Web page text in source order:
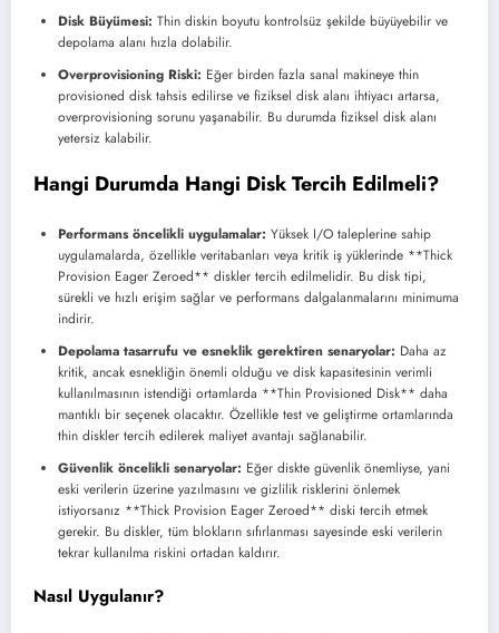
Disk Büyümesi: Thin diskin boyutu kontrolsüz şekilde büyüyebilir ve
depolama alanı hızla dolabilir.
Overprovisioning Riski: Eğer birden fazla sanal makineye thin
provisioned disk tahsis edilirse ve fiziksel disk alanı ihtiyacı artarsa,
overprovisioning sorunu yaşanabilir. Bu durumda fiziksel disk alanı
yetersiz kalabilir.
Hangi Durumda Hangi Disk Tercih Edilmeli?
Performans öncelikli uygulamalar: Yüksek I/O taleplerine sahip
uygulamalarda, özellikle veritabanları veya kritik iş yüklerinde **Thick
Provision Eager Zeroed** diskler tercih edilmelidir. Bu disk tipi,
sürekli ve hızlı erişim sağlar ve performans dalgalanmalarını minimuma
indirir.
Depolama tasarrufu ve esneklik gerektiren senaryolar: Daha az
kritik, ancak esnekliğin önemli olduğu ve disk kapasitesinin verimli
kullanılmasının istendiği ortamlarda **Thin Provisioned Disk** daha
mantıklı bir seçenek olacaktır. Özellikle test ve geliştirme ortamlarında
thin diskler tercih edilerek maliyet avantajı sağlanabilir.
Güvenlik öncelikli senaryolar: Eğer diskte güvenlik önemliyse, yani
eski verilerin üzerine yazılmasını ve gizlilik risklerini önlemek
istiyorsanız **Thick Provision Eager Zeroed** diski tercih etmek
gerekir. Bu diskler, tüm blokların sıfırlanması sayesinde eski verilerin
tekrar kullanılma riskini ortadan kaldırır.
Nasıl Uygulanır?